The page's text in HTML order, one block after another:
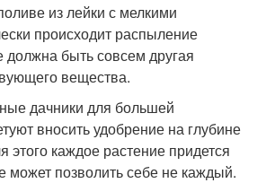
из лейки с мелкими
происходит распыление
должна быть совсем другая
вещества.
дачники для большей
вносить удобрение на глубине
этого каждое растение придется
может позволить себе не каждый.